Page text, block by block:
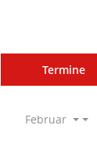
Termine
Februar